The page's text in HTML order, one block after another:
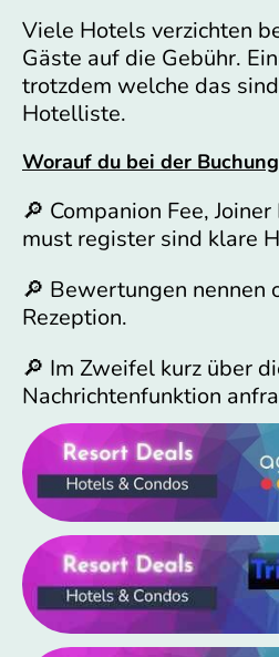
Viele Hotels verzichten
Gäste auf die Gebühr.
trotzdem welche das
Hotelliste.
Worauf du bei der
🔎 Companion Fee,
must register sind klare
🔎 Bewertungen nennen
Rezeption.
🔎 Im Zweifel kurz über
Nachrichtenfunktion